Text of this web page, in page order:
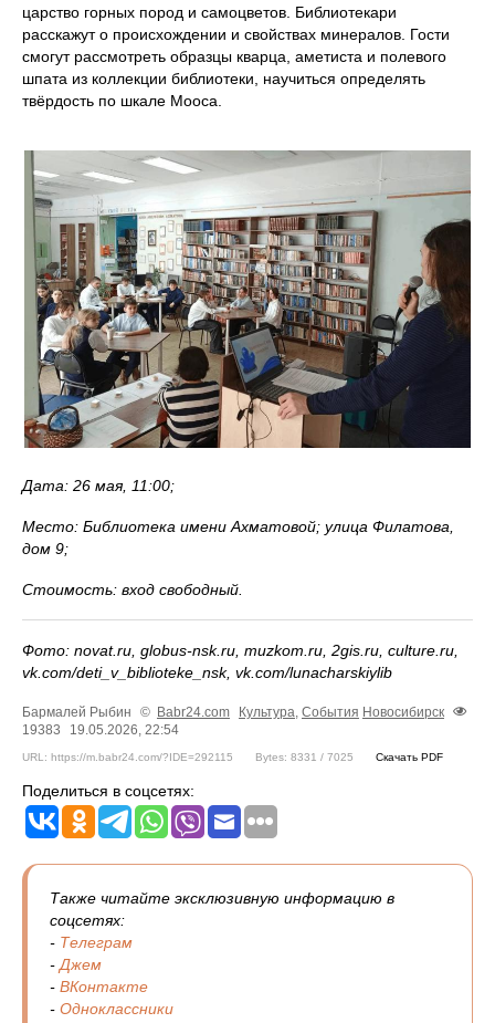
царство горных пород и самоцветов. Библиотекари
расскажут о происхождении и свойствах минералов. Гости
смогут рассмотреть образцы кварца, аметиста и полевого
шпата из коллекции библиотеки, научиться определять
твёрдость по шкале Мооса.
Дата: 26 мая, 11:00;
Место: Библиотека имени Ахматовой; улица Филатова,
дом 9;
Стоимость: вход свободный.
Фото: novat.ru, globus-nsk.ru, muzkom.ru, 2gis.ru, culture.ru,
vk.com/deti_v_biblioteke_nsk, vk.com/lunacharskiylib
Бармалей Рыбин © Babr24.com Культура, События Новосибирск
19383
19.05.2026, 22:54
URL: https://m.babr24.com/?IDE=292115 Bytes: 8331 / 7025 Скачать PDF
Поделиться в соцсетях:
Также читайте эксклюзивную информацию в
соцсетях:
- Телеграм
- Джем
- ВКонтакте
- Одноклассники